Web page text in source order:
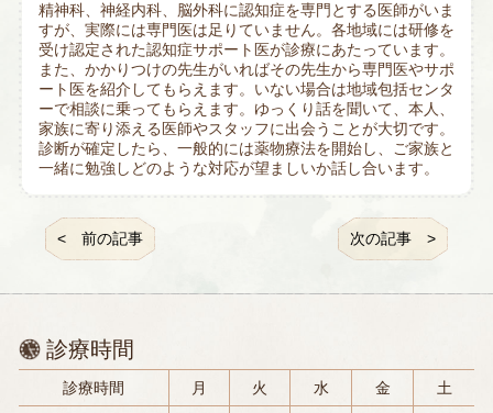
精神科、神経内科、脳外科に認知症を専門とする医師がいま
すが、実際には専門医は足りていません。各地域には研修を
受け認定された認知症サポート医が診療にあたっています。
また、かかりつけの先生がいればその先生から専門医やサポ
ート医を紹介してもらえます。いない場合は地域包括センタ
ーで相談に乗ってもらえます。ゆっくり話を聞いて、本人、
家族に寄り添える医師やスタッフに出会うことが大切です。
診断が確定したら、一般的には薬物療法を開始し、ご家族と
一緒に勉強しどのような対応が望ましいか話し合います。
前の記事 次の記事
診療時間
診療時間 月 火 水 金 土